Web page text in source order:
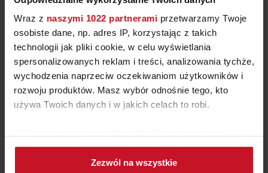
Wraz z naszymi 1022 partnerami przetwarzamy Twoje
osobiste dane, np. adres IP, korzystając z takich
technologii jak pliki cookie, w celu wyświetlania
spersonalizowanych reklam i treści, analizowania tychże,
wychodzenia naprzeciw oczekiwaniom użytkowników i
rozwoju produktów. Masz wybór odnośnie tego, kto
używa Twoich danych i w jakich celach to robi.
Gromadzić dane dotyczące Twojej lokalizacji
geograficznej z dokładnością nawet do kilku metrów
Zezwól na wszystkie
na przesyłanie na mój adres e-mail informacji o nowościach,
promocjach, produktach i usługach Galerii Wnętrz Domar, której
właścicielem jest Domar S.A. Wiem, że w każdej chwili będę mógł
wycofać zgodę.
Akceptujęregulamin